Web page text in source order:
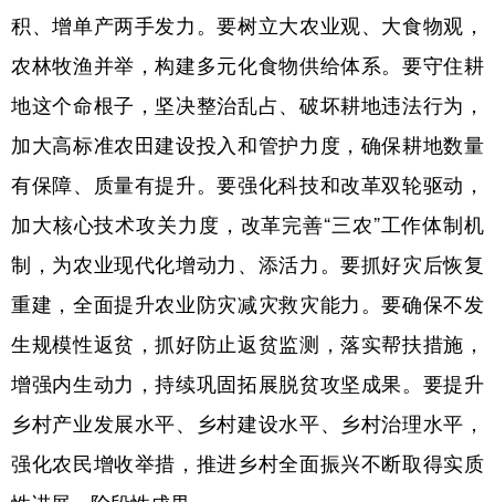
积、增单产两手发力。要树立大农业观、大食物观，
农林牧渔并举，构建多元化食物供给体系。要守住耕
地这个命根子，坚决整治乱占、破坏耕地违法行为，
加大高标准农田建设投入和管护力度，确保耕地数量
有保障、质量有提升。要强化科技和改革双轮驱动，
加大核心技术攻关力度，改革完善“三农”工作体制机
制，为农业现代化增动力、添活力。要抓好灾后恢复
重建，全面提升农业防灾减灾救灾能力。要确保不发
生规模性返贫，抓好防止返贫监测，落实帮扶措施，
增强内生动力，持续巩固拓展脱贫攻坚成果。要提升
乡村产业发展水平、乡村建设水平、乡村治理水平，
强化农民增收举措，推进乡村全面振兴不断取得实质